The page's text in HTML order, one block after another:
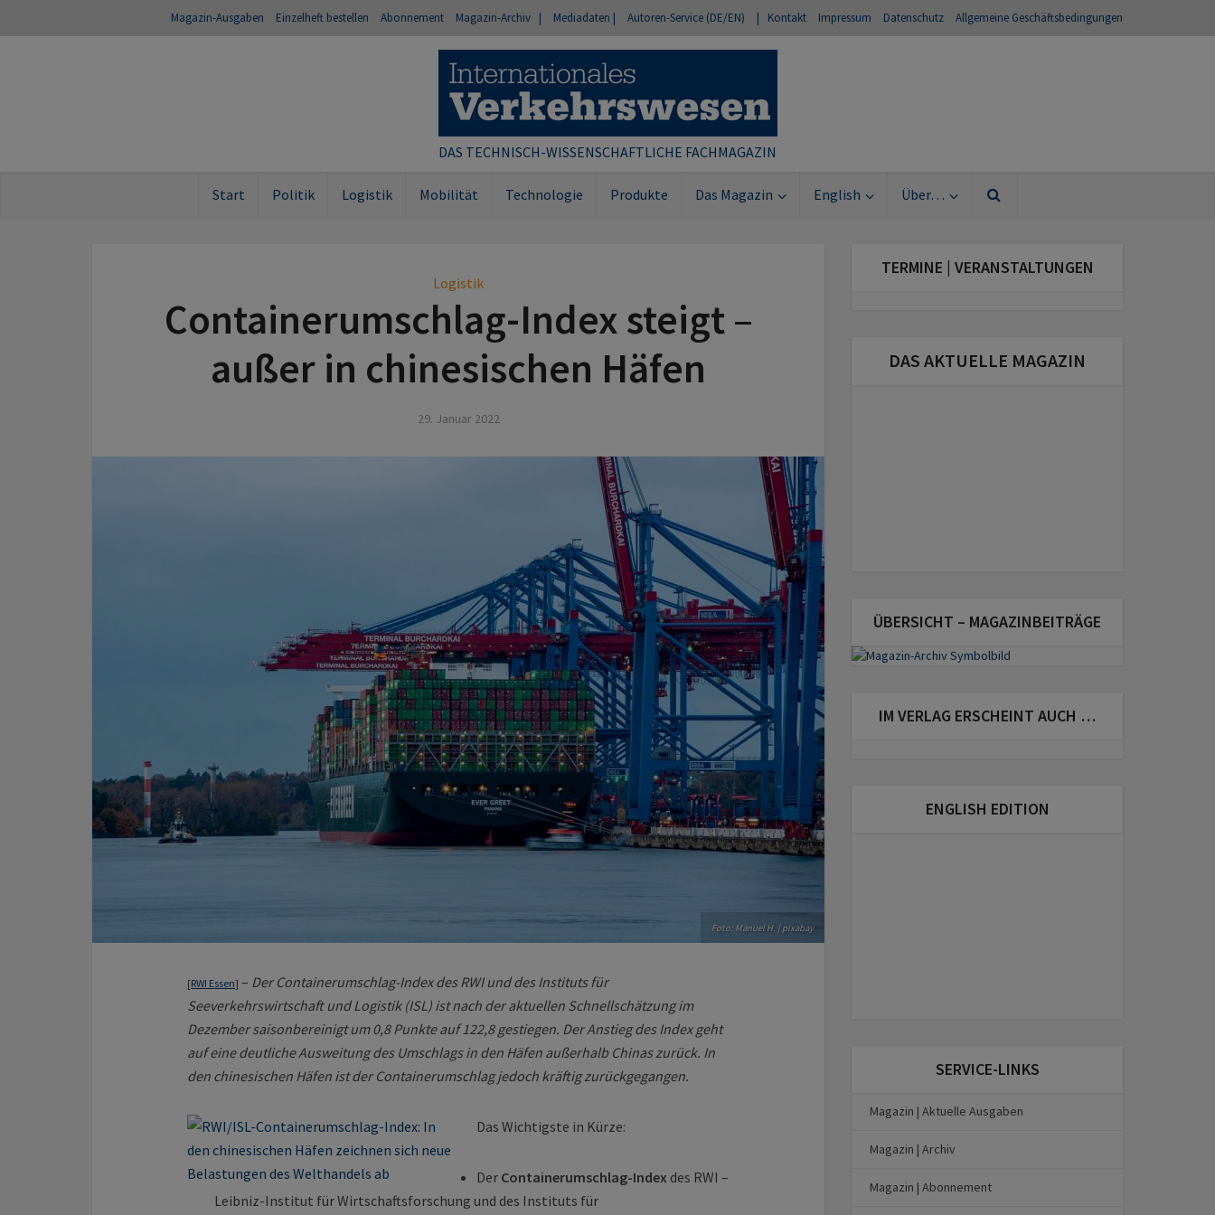
Magazin-Ausgaben Einzelheft bestellen Abonnement Magazin-Archiv | Mediadaten | Autoren-Service (DE/EN) | Kontakt Impressum Datenschutz Allgemeine Geschäftsbedingungen
DAS TECHNISCH-WISSENSCHAFTLICHE FACHMAGAZIN
Start Politik Logistik Mobilität Technologie Produkte Das Magazin English Über…
Logistik
Containerumschlag-Index steigt –
außer in chinesischen Häfen
29. Januar 2022
Foto: Manuel H. | pixabay
[RWI Essen] – Der Containerumschlag-Index des RWI und des Instituts für
Seeverkehrswirtschaft und Logistik (ISL) ist nach der aktuellen Schnellschätzung im
Dezember saisonbereinigt um 0,8 Punkte auf 122,8 gestiegen. Der Anstieg des Index geht
auf eine deutliche Ausweitung des Umschlags in den Häfen außerhalb Chinas zurück. In
den chinesischen Häfen ist der Containerumschlag jedoch kräftig zurückgegangen.
Das Wichtigste in Kürze:
Der Containerumschlag-Index des RWI –
Leibniz-Institut für Wirtschaftsforschung und des Instituts für
TERMINE | VERANSTALTUNGEN
DAS AKTUELLE MAGAZIN
ÜBERSICHT – MAGAZINBEITRÄGE
IM VERLAG ERSCHEINT AUCH …
ENGLISH EDITION
SERVICE-LINKS
Magazin | Aktuelle Ausgaben
Magazin | Archiv
Magazin | Abonnement